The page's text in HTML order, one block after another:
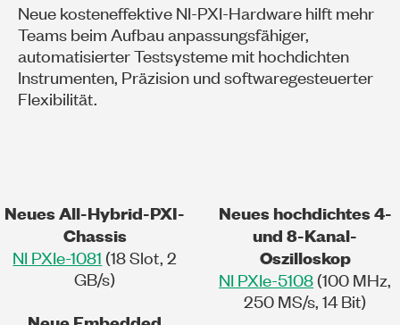
Neue kosteneffektive NI-PXI-Hardware hilft mehr
Teams beim Aufbau anpassungsfähiger,
automatisierter Testsysteme mit hochdichten
Instrumenten, Präzision und softwaregesteuerter
Flexibilität.
Neues All-Hybrid-PXI-
Chassis
NI PXIe-1081 (18 Slot, 2
GB/s)
Neues hochdichtes 4-
und 8-Kanal-
Oszilloskop
NI PXIe-5108 (100 MHz,
250 MS/s, 14 Bit)